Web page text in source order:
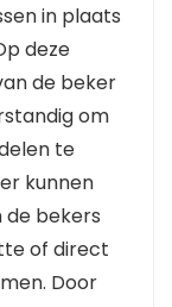
in plaats
deze
de beker
om
te
kunnen
de bekers
of direct
Door